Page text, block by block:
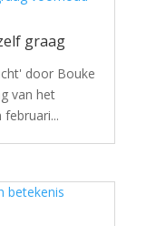
graag
door Bouke
van het